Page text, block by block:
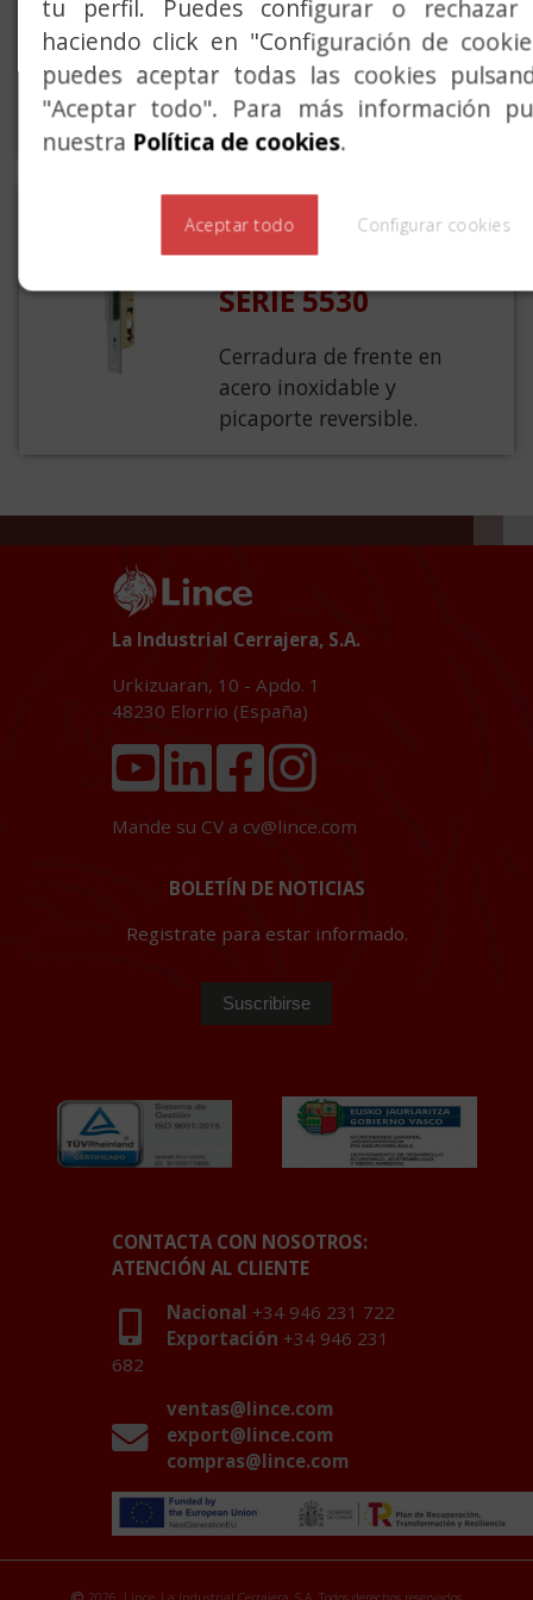
5570
Cerradura monopunto con
palanca de gancho.
MONOPUNTO
PALANCA RECTA,
SERIE 5530
Cerradura de frente en
acero inoxidable y
picaporte reversible.
La Industrial Cerrajera, S.A.
Urkizuaran, 10 - Apdo. 1
48230 Elorrio (España)
Mande su CV a cv@lince.com
BOLETÍN DE NOTICIAS
Registrate para estar informado.
CONTACTA CON NOSOTROS:
ATENCIÓN AL CLIENTE
Nacional +34 946 231 722
Exportación +34 946 231
682
ventas@lince.com
export@lince.com
compras@lince.com
tu perfil. Puedes configurar o rechazar
haciendo click en "Configuración de
puedes aceptar todas las cookies
"Aceptar todo". Para más información
nuestra Política de cookies.
Aceptar todo Configurar cookies